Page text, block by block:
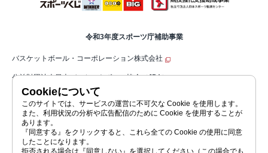
令和3年度スポーツ庁補助事業
バスケットボール・コーポレーション株式会社
公益財団法人日本バスケットボール協会（JBA）
公益社団法人ジャパン・プロフェッショナル・バスケットボールリーグ（コ
ーポレートサイト）
Cookieについて
このサイトでは、サービスの運営に不可欠な Cookie を使用します。
また、利用状況の分析や広告配信のために Cookie を使用することが
あります。
『同意する』をクリックすると、これら全ての Cookie の使用に同意
したことになります。
拒否される場合は『同意しない』を選択してください（この場合でも